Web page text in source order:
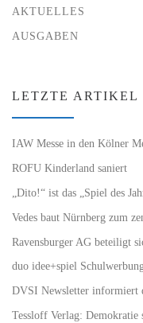
AKTUELLES
AUSGABEN
LETZTE ARTIKEL
IAW Messe in den Kölner
ROFU Kinderland saniert
„Dito!“ ist das „Spiel des
Vedes baut Nürnberg zum
Ravensburger AG beteiligt
duo idee+spiel
DVSI Newsletter informiert
Tessloff Verlag: Demokratie